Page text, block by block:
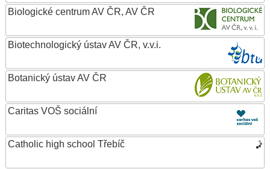
Biologické centrum AV ČR, AV ČR
Biotechnologický ústav AV ČR, v.v.i.
Botanický ústav AV ČR
Caritas VOŠ sociální
Catholic high school Třebíč